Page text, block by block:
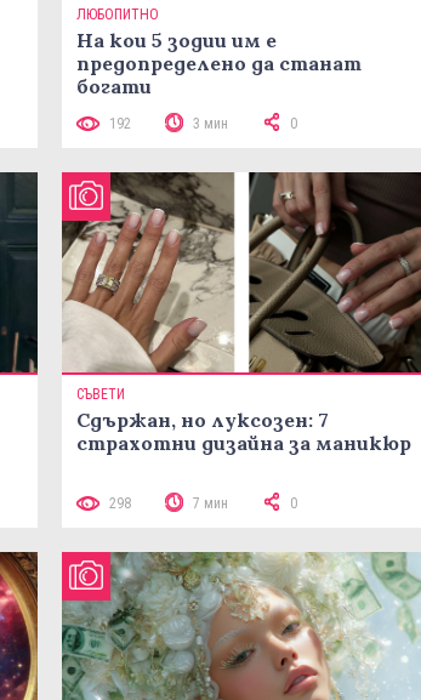
ЛЮБОПИТНО
На кои 5 зодии им е
предопределено да станат
богати
192 3 мин 0
СЪВЕТИ
Сдържан, но луксозен: 7
страхотни дизайна за маникюр
298 7 мин 0